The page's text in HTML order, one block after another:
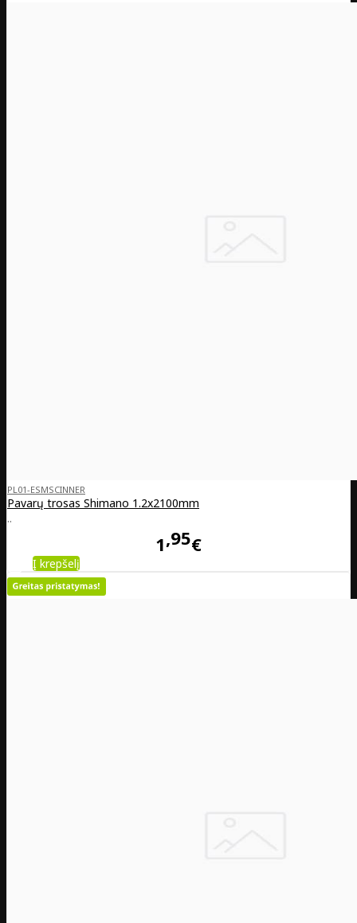
PL01-ESMSCINNER
Pavarų trosas Shimano 1.2x2100mm
..
1 95€
Į krepšelį